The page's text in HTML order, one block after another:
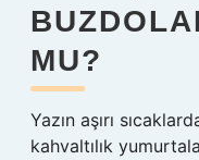
MU?
Yazın aşırı
kahvaltılık